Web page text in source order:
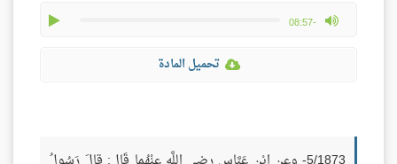
-08:57
max volume
تحميل المادة